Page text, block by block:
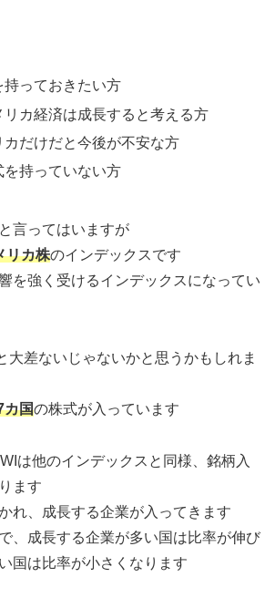
持っておきたい方
リカ経済は成長すると考える方
カだけだと今後が不安な方
を持っていない方
言ってはいますが
リカ株のインデックスです
を強く受けるインデックスになってい
大差ないじゃないかと思うかもしれま
カ国の株式が入っています
は他のインデックスと同様、銘柄入
ます
れ、成長する企業が入ってきます
、成長する企業が多い国は比率が伸び
国は比率が小さくなります